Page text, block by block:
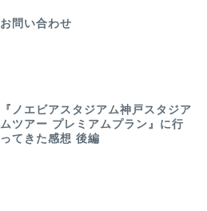
お問い合わせ
『ノエビアスタジアム神戸スタジア
ムツアー プレミアムプラン』に行
ってきた感想 後編